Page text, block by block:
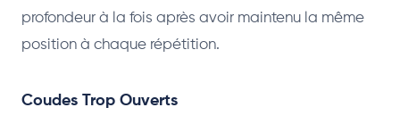
profondeur à la fois après avoir maintenu la même
position à chaque répétition.
Coudes Trop Ouverts